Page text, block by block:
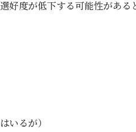
好度が低下する可能性がある
いるが）